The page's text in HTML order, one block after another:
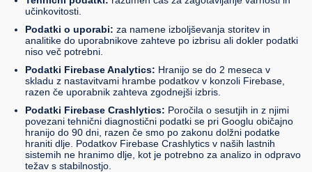
učinkovitosti.
Podatki o uporabi: za namene izboljševanja storitev in
analitike do uporabnikove zahteve po izbrisu ali dokler podatki
niso več potrebni.
Podatki Firebase Analytics: Hranijo se do 2 meseca v
skladu z nastavitvami hrambe podatkov v konzoli Firebase,
razen če uporabnik zahteva zgodnejši izbris.
Podatki Firebase Crashlytics: Poročila o sesutjih in z njimi
povezani tehnični diagnostični podatki se pri Googlu običajno
hranijo do 90 dni, razen če smo po zakonu dolžni podatke
hraniti dlje. Podatkov Firebase Crashlytics v naših lastnih
sistemih ne hranimo dlje, kot je potrebno za analizo in odpravo
težav s stabilnostjo.